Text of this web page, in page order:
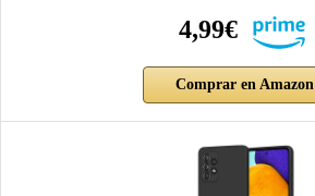
4,99€
Comprar en Amazon